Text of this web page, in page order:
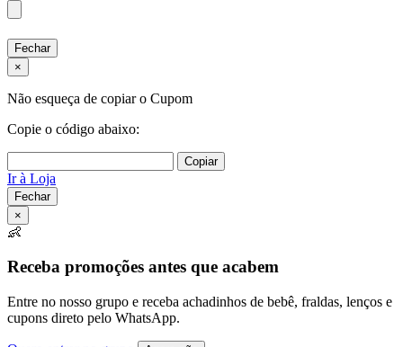
Fechar
×
Não esqueça de copiar o Cupom
Copie o código abaixo:
Copiar
Ir à Loja
Fechar
×
👶
Receba promoções antes que acabem
Entre no nosso grupo e receba achadinhos de bebê, fraldas, lenços e
cupons direto pelo WhatsApp.